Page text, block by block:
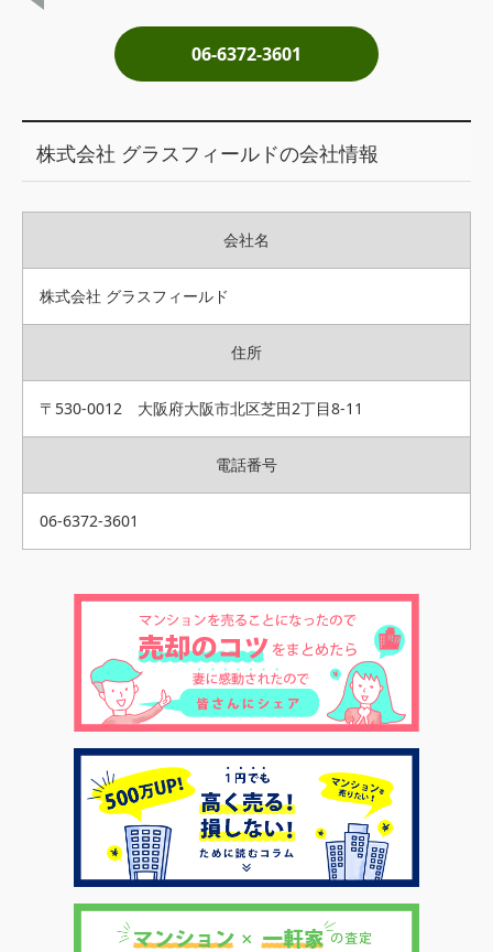
土地売却
税金について
運営会社
掲載受付窓口はこちら
06-6372-3601
株式会社 グラスフィールドの会社情報
会社名
株式会社 グラスフィールド
住所
〒530-0012 大阪府大阪市北区芝田2丁目8-11
電話番号
06-6372-3601